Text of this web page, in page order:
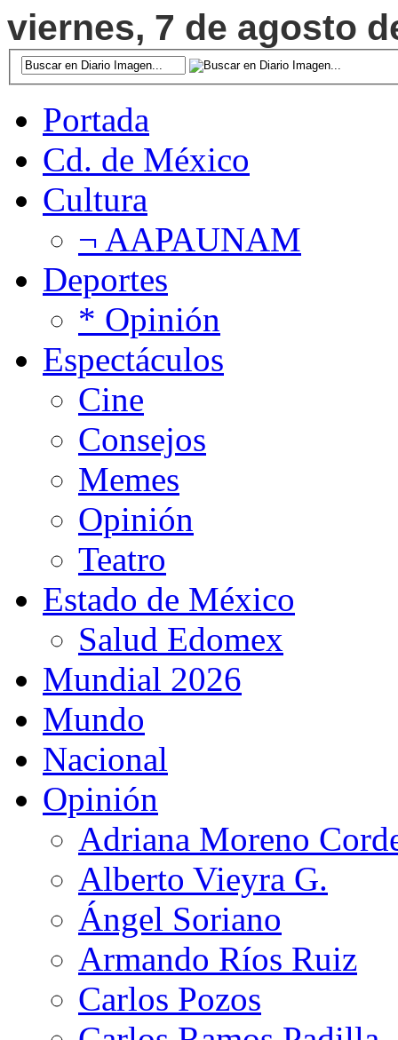
viernes, 7 de agosto
Portada
Cd. de México
Cultura
¬ AAPAUNAM
Deportes
* Opinión
Espectáculos
Cine
Consejos
Memes
Opinión
Teatro
Estado de México
Salud Edomex
Mundial 2026
Mundo
Nacional
Opinión
Adriana Moreno
Alberto Vieyra G.
Ángel Soriano
Armando Ríos Ruiz
Carlos Pozos